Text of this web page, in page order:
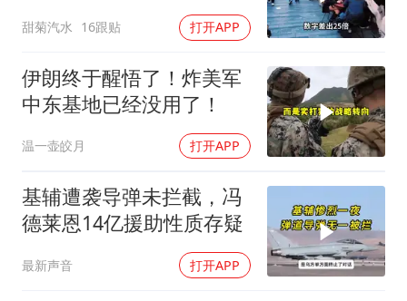
甜菊汽水 16跟贴 打开APP
伊朗终于醒悟了！炸美军
中东基地已经没用了！
温一壶皎月 打开APP
基辅遭袭导弹未拦截，冯
德莱恩14亿援助性质存疑
最新声音 打开APP